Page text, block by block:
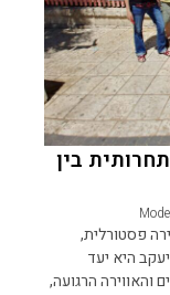
בין
פסטורלית,
היא יעד
והאווירה הרגועה,